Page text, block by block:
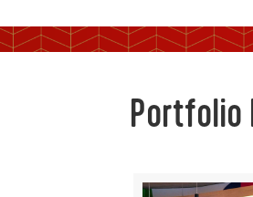
Portfolio